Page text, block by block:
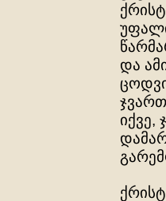
და
იქვე,